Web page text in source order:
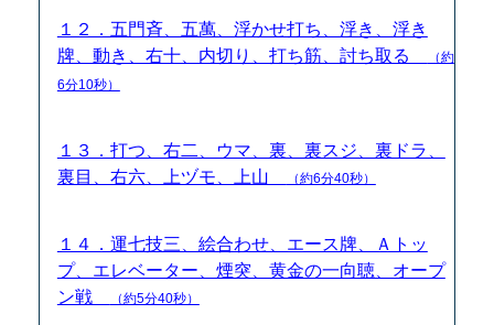
１２．五門斉、五萬、浮かせ打ち、浮き、浮き
牌、動き、右十、内切り、打ち筋、討ち取る
（約
6分10秒）
１３．打つ、右二、ウマ、裏、裏スジ、裏ドラ、
裏目、右六、上ヅモ、上山
（約6分40秒）
１４．運七技三、絵合わせ、エース牌、Ａトッ
プ、エレベーター、煙突、黄金の一向聴、オープ
ン戦
（約5分40秒）